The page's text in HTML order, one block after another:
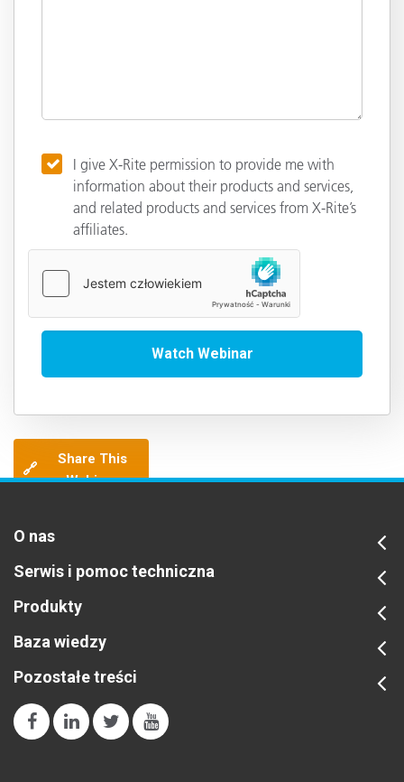
I give X-Rite permission to provide me with
information about their products and services,
and related products and services from X-Rite’s
affiliates.
🔗
Share This
Webinar
O nas
Serwis i pomoc techniczna
Produkty
Baza wiedzy
Pozostałe treści